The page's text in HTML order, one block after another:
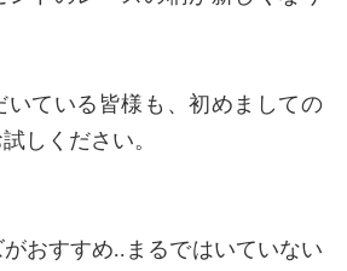
いている皆様も、初めましての
しください。
おすすめ..まるではいていない